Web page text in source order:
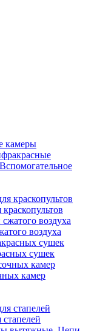
камеры
Вспомогательное
воздуха
сушек
камер